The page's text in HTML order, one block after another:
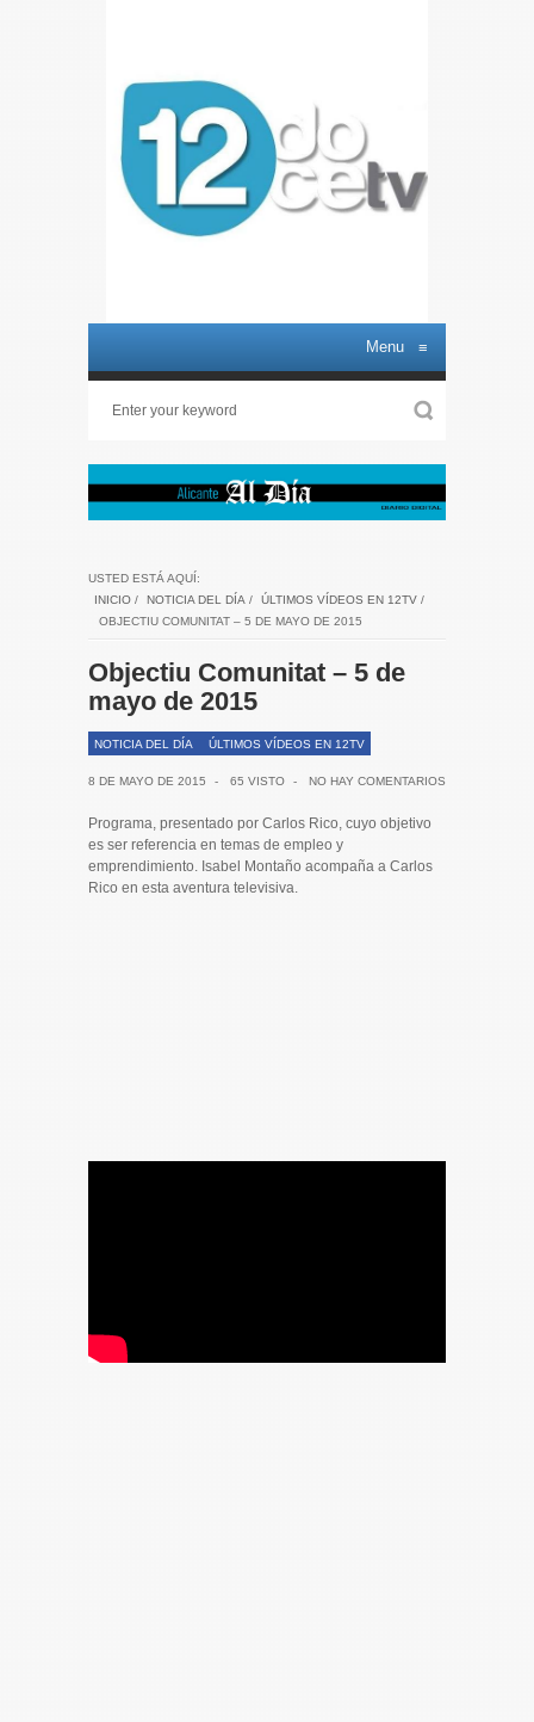
Menu ≡
USTED ESTÁ AQUÍ:
INICIO / NOTICIA DEL DÍA / ÚLTIMOS VÍDEOS EN 12TV /
OBJECTIU COMUNITAT – 5 DE MAYO DE 2015
Objectiu Comunitat – 5 de
mayo de 2015
NOTICIA DEL DÍA ÚLTIMOS VÍDEOS EN 12TV
8 DE MAYO DE 2015 - 65 VISTO - NO HAY COMENTARIOS
Programa, presentado por Carlos Rico, cuyo objetivo
es ser referencia en temas de empleo y
emprendimiento. Isabel Montaño acompaña a Carlos
Rico en esta aventura televisiva.